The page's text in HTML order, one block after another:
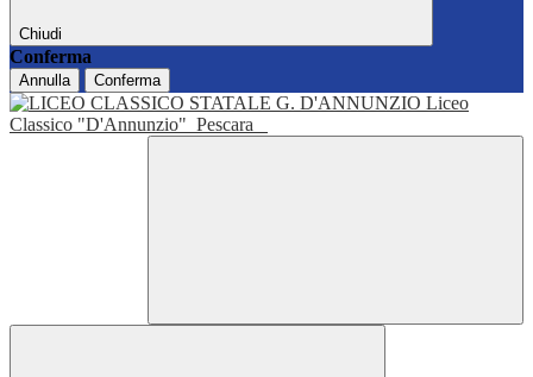
Chiudi
Conferma
Annulla Conferma
Liceo
Classico "D'Annunzio" Pescara